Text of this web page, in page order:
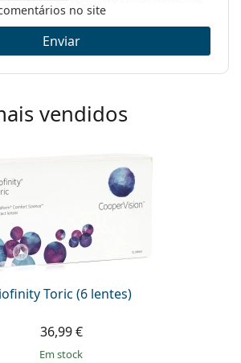
no site
Enviar
vendidos
Toric (6 lentes)
36,99 €
em stock